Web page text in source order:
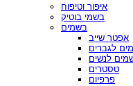
איפור וטיפוח
בשמי בוטיק
בשמים
אפטר שייב
לגברים
לנשים
טסטרים
פרפיום